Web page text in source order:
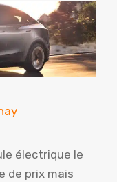
électrique le
de prix mais